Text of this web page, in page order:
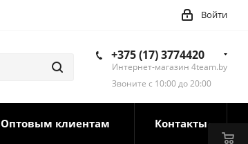
Войти
+375 (17) 3774420
Интернет-магазин 4team.by
Звоните с 10:00 до 20:00
Оптовым клиентам Контакты